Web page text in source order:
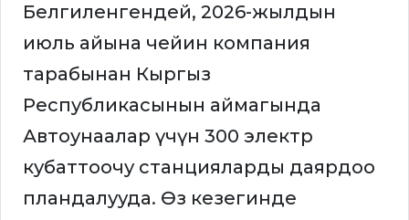
Белгиленгендей, 2026-жылдын
июль айына чейин компания
тарабынан Кыргыз
Республикасынын аймагында
Автоунаалар үчүн 300 электр
кубаттоочу станцияларды даярдоо
пландалууда. Өз кезегинде